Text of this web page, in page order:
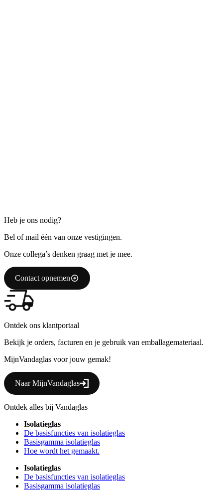
Heb je ons nodig?
Bel of mail één van onze vestigingen.
Onze collega’s denken graag met je mee.
Contact opnemen
Ontdek ons klantportaal
Bekijk je orders, facturen en je gebruik van emballagemateriaal.
MijnVandaglas voor jouw gemak!
Naar MijnVandaglas
Ontdek alles bij Vandaglas
Isolatieglas
De basisfuncties van isolatieglas
Basisgamma isolatieglas
Hoe wordt het gemaakt.
Isolatieglas
De basisfuncties van isolatieglas
Basisgamma isolatieglas